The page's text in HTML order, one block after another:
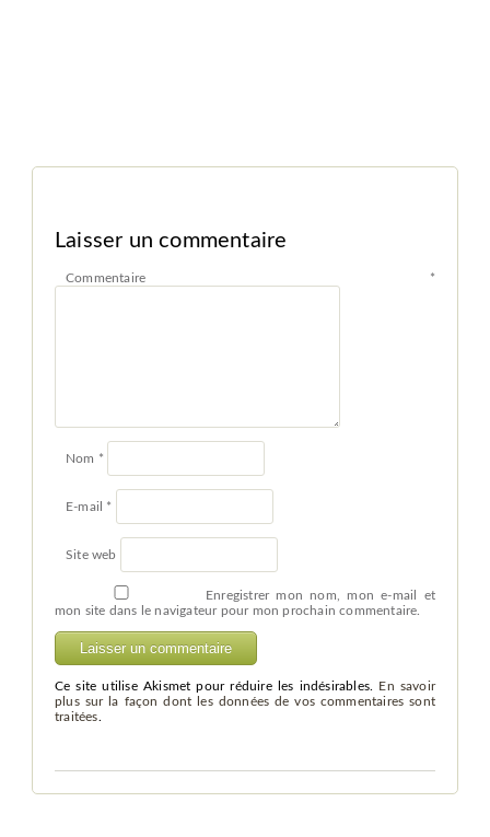
Laisser un commentaire
Commentaire *
Nom *
E-mail *
Site web
Enregistrer mon nom, mon e-mail et
mon site dans le navigateur pour mon prochain commentaire.
Ce site utilise Akismet pour réduire les indésirables. En savoir
plus sur la façon dont les données de vos commentaires sont
traitées.